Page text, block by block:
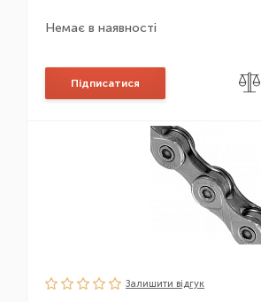
Немає в наявності
Підписатися
Залишити вiдгук